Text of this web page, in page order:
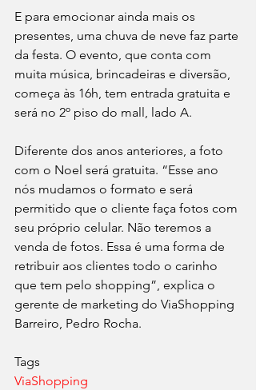
E para emocionar ainda mais os
presentes, uma chuva de neve faz parte
da festa. O evento, que conta com
muita música, brincadeiras e diversão,
começa às 16h, tem entrada gratuita e
será no 2º piso do mall, lado A.
Diferente dos anos anteriores, a foto
com o Noel será gratuita. “Esse ano
nós mudamos o formato e será
permitido que o cliente faça fotos com
seu próprio celular. Não teremos a
venda de fotos. Essa é uma forma de
retribuir aos clientes todo o carinho
que tem pelo shopping”, explica o
gerente de marketing do ViaShopping
Barreiro, Pedro Rocha.
Tags
ViaShopping